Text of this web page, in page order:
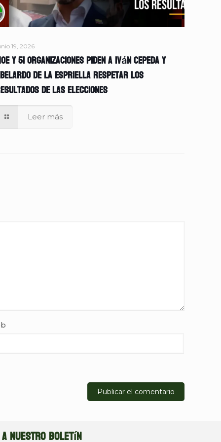
19, 2026
y 51 organizaciones piden a Iván Cepeda y
de la Espriella respetar los
de las elecciones
Leer más
nuestro boletín